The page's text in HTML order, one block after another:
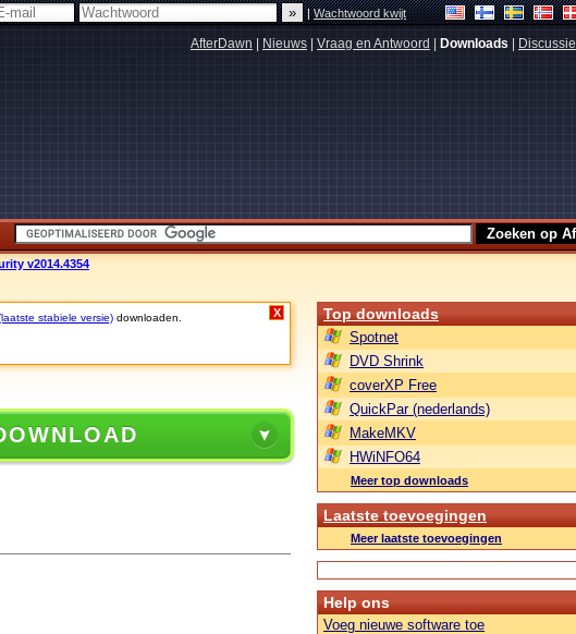
|Wachtwoord kwijt
AfterDawn Nieuws Vraag en Antwoord Downloads Discussie
v2014.4354
stabiele versie) downloaden. X Top downloads
Spotnet
DVD Shrink
coverXP Free
QuickPar (nederlands)
MakeMKV
HWiNFO64
Meer top downloads
Laatste toevoegingen
Meer laatste toevoegingen
Help ons
Voeg nieuwe software toe